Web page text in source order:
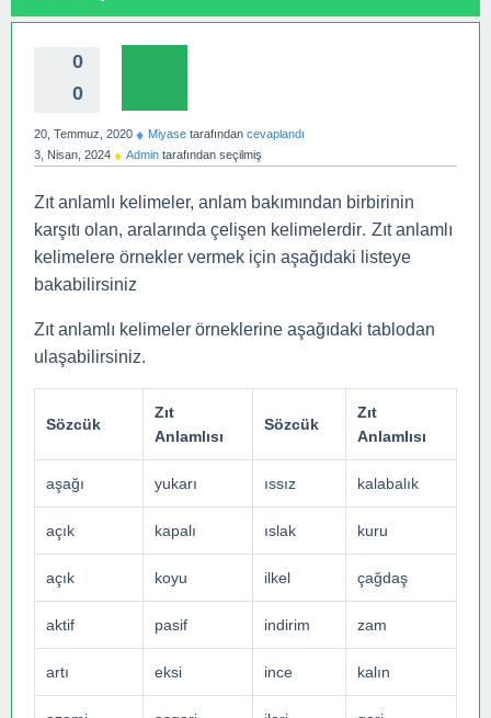
0
0
20, Temmuz, 2020 ♦ Miyase tarafından cevaplandı
3, Nisan, 2024 ♦ Admin tarafından seçilmiş
Zıt anlamlı kelimeler, anlam bakımından birbirinin
karşıtı olan, aralarında çelişen kelimelerdir. Zıt anlamlı
kelimelere örnekler vermek için aşağıdaki listeye
bakabilirsiniz
Zıt anlamlı kelimeler örneklerine aşağıdaki tablodan
ulaşabilirsiniz.
Sözcük
Zıt
Anlamlısı
Sözcük
Zıt
Anlamlısı
aşağı yukarı ıssız kalabalık
açık kapalı ıslak kuru
açık koyu ilkel çağdaş
aktif pasif indirim zam
artı eksi ince kalın